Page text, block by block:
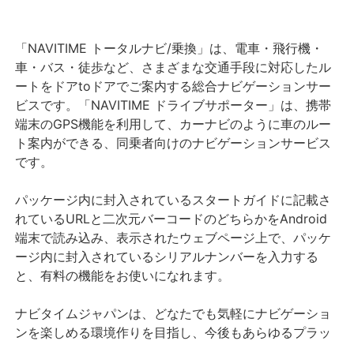
「NAVITIME トータルナビ/乗換」は、電車・飛行機・
車・バス・徒歩など、さまざまな交通手段に対応したル
ートをドアtoドアでご案内する総合ナビゲーションサー
ビスです。「NAVITIME ドライブサポーター」は、携帯
端末のGPS機能を利用して、カーナビのように車のルー
ト案内ができる、同乗者向けのナビゲーションサービス
です。
パッケージ内に封入されているスタートガイドに記載さ
れているURLと二次元バーコードのどちらかをAndroid
端末で読み込み、表示されたウェブページ上で、パッケ
ージ内に封入されているシリアルナンバーを入力する
と、有料の機能をお使いになれます。
ナビタイムジャパンは、どなたでも気軽にナビゲーショ
ンを楽しめる環境作りを目指し、今後もあらゆるプラッ